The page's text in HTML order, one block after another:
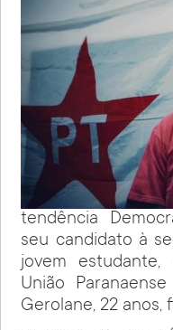
tendência
seu candidato à
jovem
União
Gerolane, 22 anos,